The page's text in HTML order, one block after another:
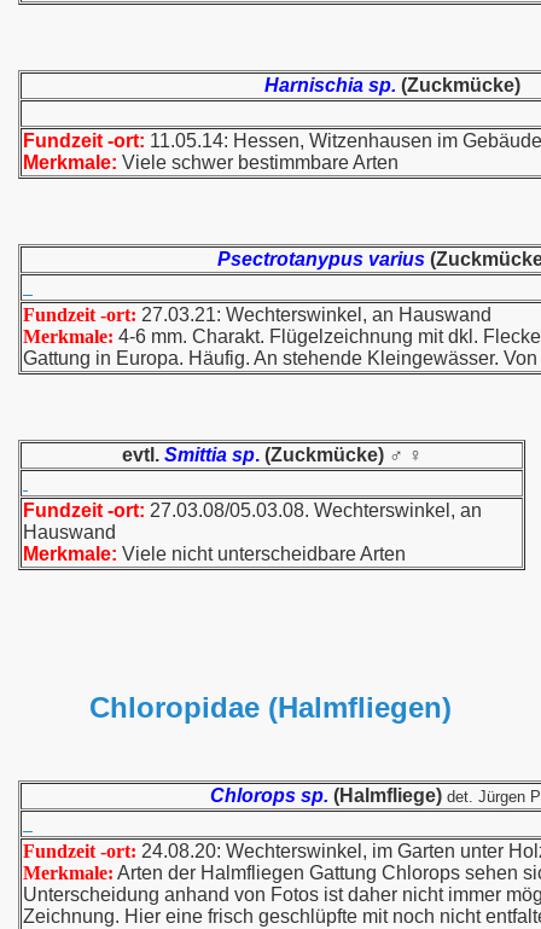
Harnischia sp. (Zuckmücke)
Fundzeit -ort: 11.05.14: Hessen, Witzenhausen im Gebäude
Merkmale: Viele schwer bestimmbare Arten
Psectrotanypus varius
Fundzeit -ort: 27.03.21: Wechterswinkel, an Hauswand
Merkmale: 4-6 mm. Charakt. Flügelzeichnung mit dkl.
Gattung in Europa. Häufig. An stehende Kleingewässer.
evtl. Smittia sp. (Zuckmücke) ♂ ♀
Fundzeit -ort: 27.03.08/05.03.08. Wechterswinkel, an
Hauswand
Merkmale: Viele nicht unterscheidbare Arten
Chloropidae (Halmfliegen)
Chlorops sp. (Halmfliege) det. Jürgen
Fundzeit -ort: 24.08.20: Wechterswinkel, im Garten unter
Merkmale: Arten der Halmfliegen Gattung Chlorops sehen
Unterscheidung anhand von Fotos ist daher nicht immer
Zeichnung. Hier eine frisch geschlüpfte mit noch nicht